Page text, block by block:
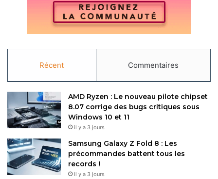
Copy URL
Récent Commentaires
AMD Ryzen : Le nouveau pilote chipset
8.07 corrige des bugs critiques sous
Windows 10 et 11
il y a 3 jours
Samsung Galaxy Z Fold 8 : Les
précommandes battent tous les
records !
il y a 3 jours